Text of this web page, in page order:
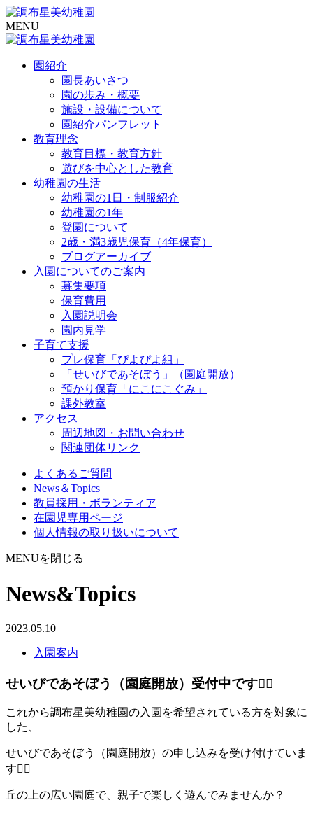
MENU
園紹介
園長あいさつ
園の歩み・概要
施設・設備について
園紹介パンフレット
教育理念
教育目標・教育方針
遊びを中心とした教育
幼稚園の生活
幼稚園の1日・制服紹介
幼稚園の1年
登園について
2歳・満3歳児保育（4年保育）
ブログアーカイブ
入園についてのご案内
募集要項
保育費用
入園説明会
園内見学
子育て支援
プレ保育「ぴよぴよ組」
「せいびであそぼう」（園庭開放）
預かり保育「にこにこぐみ」
課外教室
アクセス
周辺地図・お問い合わせ
関連団体リンク
よくあるご質問
News＆Topics
教員採用・ボランティア
在園児専用ページ
個人情報の取り扱いについて
MENUを閉じる
News&Topics
2023.05.10
入園案内
せいびであそぼう（園庭開放）受付中です💁‍♀️
これから調布星美幼稚園の入園を希望されている方を対象に
した、
せいびであそぼう（園庭開放）の申し込みを受け付けていま
す💁‍♀️
丘の上の広い園庭で、親子で楽しく遊んでみませんか？